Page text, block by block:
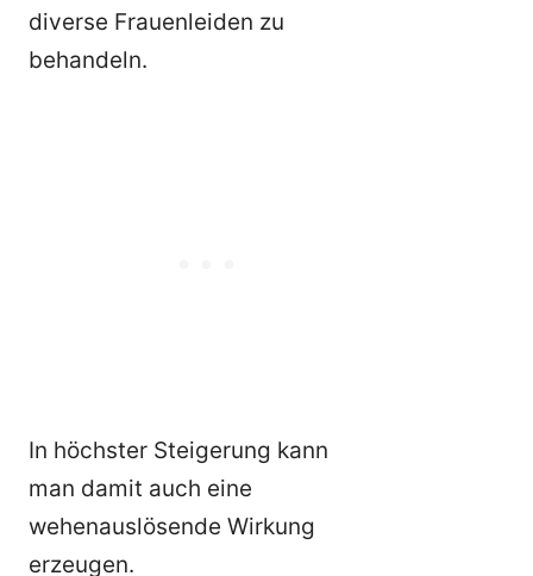
diverse Frauenleiden zu
behandeln.
In höchster Steigerung kann
man damit auch eine
wehenauslösende Wirkung
erzeugen.